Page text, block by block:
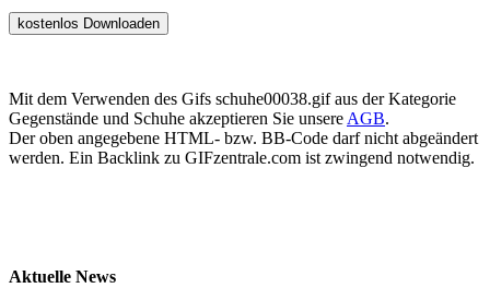
Mit dem Verwenden des Gifs schuhe00038.gif aus der Kategorie
Gegenstände und Schuhe akzeptieren Sie unsere AGB.
Der oben angegebene HTML- bzw. BB-Code darf nicht abgeändert
werden. Ein Backlink zu GIFzentrale.com ist zwingend notwendig.
Aktuelle News